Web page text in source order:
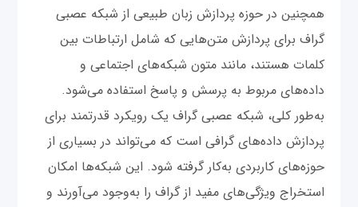
همچنین در حوزه پردازش زبان طبیعی از شبکه عصبی
گراف برای پردازش متن‌هایی که شامل ارتباطات بین
کلمات هستند، مانند متون شبکه‌های اجتماعی و
داده‌های مربوط به پرسش و پاسخ استفاده می‌شود.
به‌طور کلی، شبکه عصبی گراف یک رویکرد قدرتمند برای
پردازش داده‌های گرافی است که می‌تواند در بسیاری از
حوزه‌های کاربردی به‌کار گرفته شود. این شبکه‌ها امکان
استخراج ویژگی‌های مفید از گراف را به‌وجود می‌آورند و